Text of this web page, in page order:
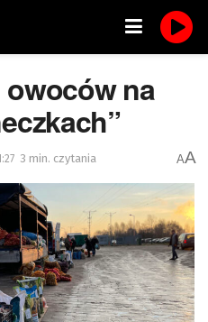
owoców na
3 min. czytania AA